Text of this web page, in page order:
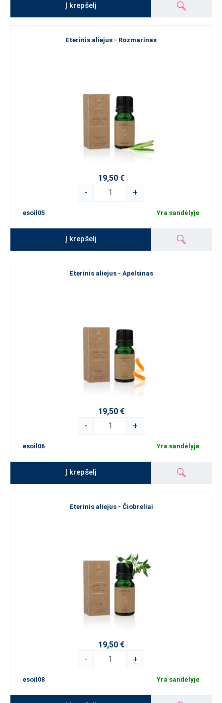
Į krepšelį
Eterinis aliejus - Rozmarinas
19,50 €
-
+
esoil05 Yra sandėlyje
Į krepšelį
Eterinis aliejus - Apelsinas
19,50 €
-
+
esoil06 Yra sandėlyje
Į krepšelį
Eterinis aliejus - Čiobreliai
19,50 €
-
+
esoil08 Yra sandėlyje